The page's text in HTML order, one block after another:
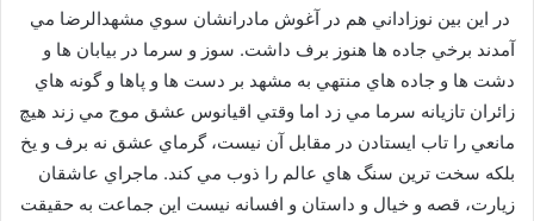
در اين بين نوزاداني هم در آغوش مادرانشان سوي مشهدالرضا مي
آمدند برخي جاده ها هنوز برف داشت. سوز و سرما در بيابان ها و
دشت ها و جاده هاي منتهي به مشهد بر دست ها و پاها و گونه هاي
زائران تازيانه سرما مي زد اما وقتي اقيانوس عشق موج مي زند هيچ
مانعي را تاب ايستادن در مقابل آن نيست، گرماي عشق نه برف و يخ
بلکه سخت ترين سنگ هاي عالم را ذوب مي کند. ماجراي عاشقان
زيارت، قصه و خيال و داستان و افسانه نيست اين جماعت به حقيقت